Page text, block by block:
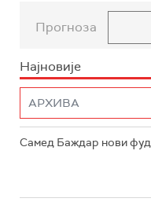
Прогноза
Најновије
Самед Баждар нови